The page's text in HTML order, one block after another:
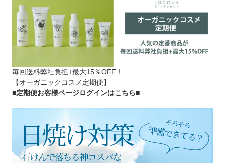
毎回送料弊社負担+最大15％OFF！
【オーガニックコスメ定期便】
■定期便お客様ページログインはこちら■